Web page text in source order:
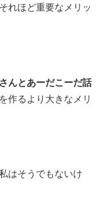
れほど重要なメリッ
んとあーだこーだ話
作るより大きなメリ
はそうでもないけ